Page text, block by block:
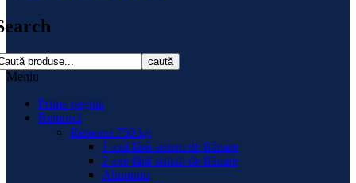
caută
Meniu
Prima pagină
Remorci
Remorci 750 kg
1 axă fără sistem de frânare
2 axe fără sistem de frânare
Aluminiu